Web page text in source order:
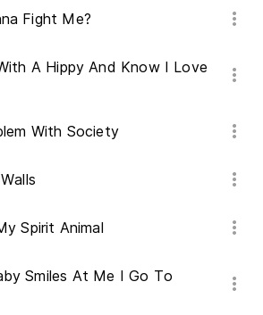
Fight Me?
A Hippy And Know I Love
With Society
Spirit Animal
Smiles At Me I Go To